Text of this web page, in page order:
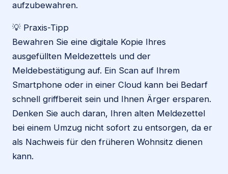
aufzubewahren.
💡 Praxis-Tipp
Bewahren Sie eine digitale Kopie Ihres
ausgefüllten Meldezettels und der
Meldebestätigung auf. Ein Scan auf Ihrem
Smartphone oder in einer Cloud kann bei Bedarf
schnell griffbereit sein und Ihnen Ärger ersparen.
Denken Sie auch daran, Ihren alten Meldezettel
bei einem Umzug nicht sofort zu entsorgen, da er
als Nachweis für den früheren Wohnsitz dienen
kann.